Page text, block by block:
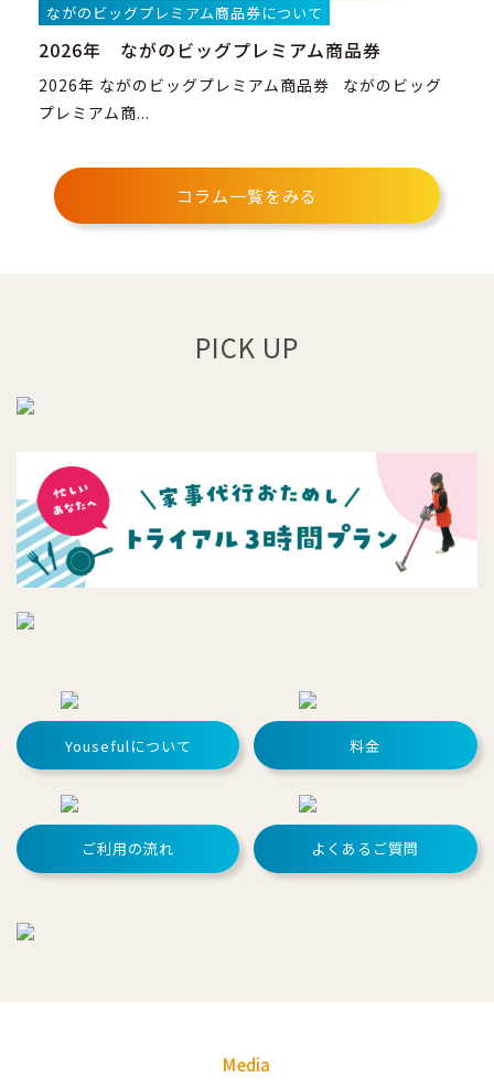
ながのビッグプレミアム商品券について
2026年 ながのビッグプレミアム商品券
2026年 ながのビッグプレミアム商品券 ながのビッグ
プレミアム商...
コラム一覧をみる
PICK UP
Yousefulについて 料金
ご利用の流れ よくあるご質問
Media